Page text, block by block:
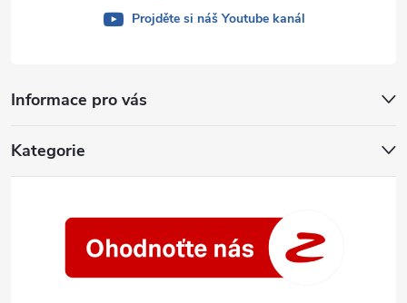
Informace pro vás
Kategorie
Projděte si náš Youtube kanál